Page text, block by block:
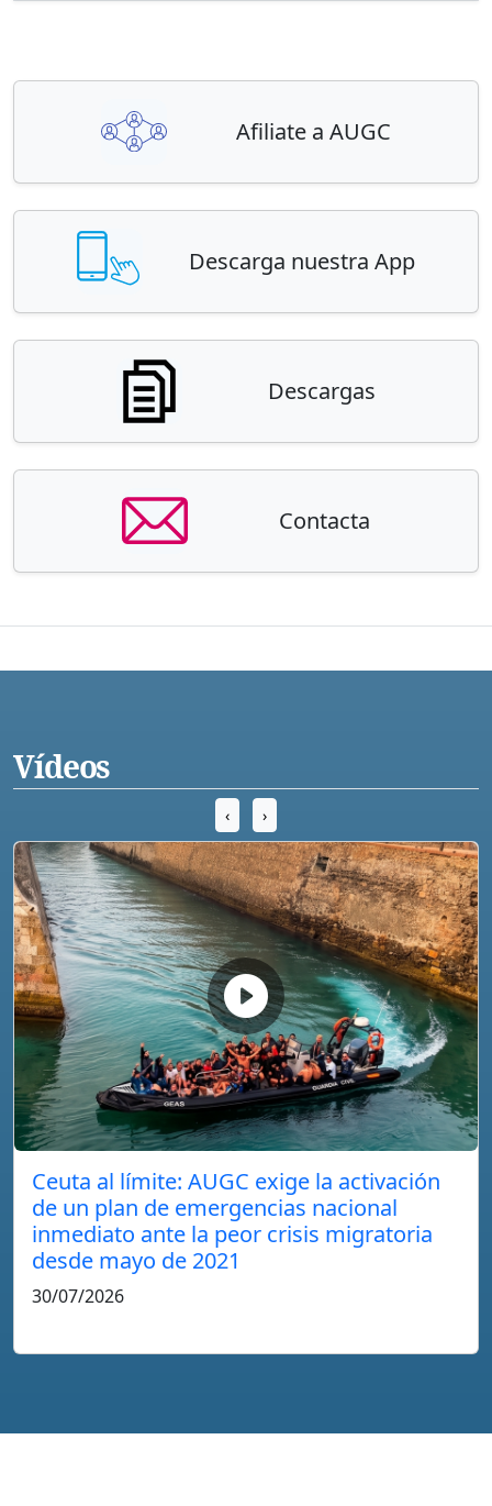
Afiliate a AUGC
Descarga nuestra App
Descargas
Contacta
Vídeos
‹ ›
Ceuta al límite: AUGC exige la activación
de un plan de emergencias nacional
inmediato ante la peor crisis migratoria
desde mayo de 2021
30/07/2026